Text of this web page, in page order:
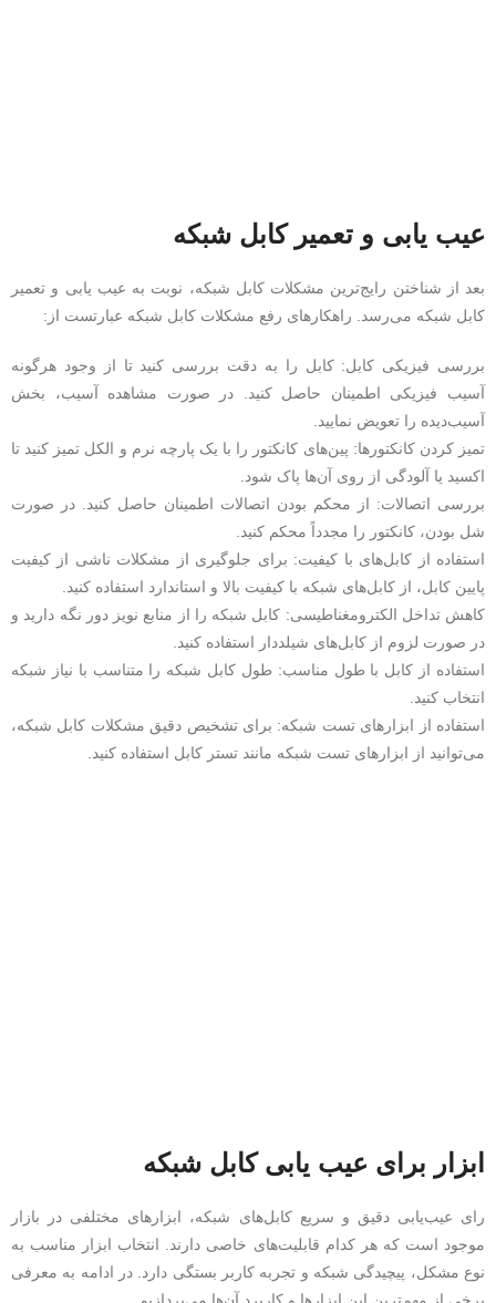
عیب یابی و تعمیر کابل شبکه
بعد از شناختن رایج‌ترین مشکلات کابل شبکه، نوبت به عیب یابی و تعمیر
کابل شبکه می‌رسد. راهکارهای رفع مشکلات کابل شبکه عبارتست از:
بررسی فیزیکی کابل: کابل را به دقت بررسی کنید تا از وجود هرگونه
آسیب فیزیکی اطمینان حاصل کنید. در صورت مشاهده آسیب، بخش
آسیب‌دیده را تعویض نمایید.
تمیز کردن کانکتورها: پین‌های کانکتور را با یک پارچه نرم و الکل تمیز کنید تا
اکسید یا آلودگی از روی آن‌ها پاک شود.
بررسی اتصالات: از محکم بودن اتصالات اطمینان حاصل کنید. در صورت
شل بودن، کانکتور را مجدداً محکم کنید.
استفاده از کابل‌های با کیفیت: برای جلوگیری از مشکلات ناشی از کیفیت
پایین کابل، از کابل‌های شبکه با کیفیت بالا و استاندارد استفاده کنید.
کاهش تداخل الکترومغناطیسی: کابل شبکه را از منابع نویز دور نگه دارید و
در صورت لزوم از کابل‌های شیلددار استفاده کنید.
استفاده از کابل با طول مناسب: طول کابل شبکه را متناسب با نیاز شبکه
انتخاب کنید.
استفاده از ابزارهای تست شبکه: برای تشخیص دقیق مشکلات کابل شبکه،
می‌توانید از ابزارهای تست شبکه مانند تستر کابل استفاده کنید.
ابزار برای عیب یابی کابل شبکه
رای عیب‌یابی دقیق و سریع کابل‌های شبکه، ابزارهای مختلفی در بازار
موجود است که هر کدام قابلیت‌های خاصی دارند. انتخاب ابزار مناسب به
نوع مشکل، پیچیدگی شبکه و تجربه کاربر بستگی دارد. در ادامه به معرفی